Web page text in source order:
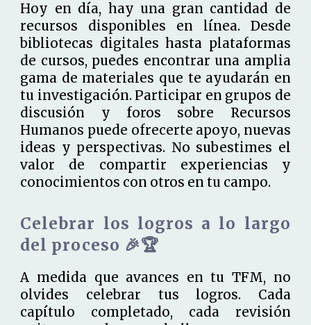
Hoy en día, hay una gran cantidad de
recursos disponibles en línea. Desde
bibliotecas digitales hasta plataformas
de cursos, puedes encontrar una amplia
gama de materiales que te ayudarán en
tu investigación. Participar en grupos de
discusión y foros sobre Recursos
Humanos puede ofrecerte apoyo, nuevas
ideas y perspectivas. No subestimes el
valor de compartir experiencias y
conocimientos con otros en tu campo.
Celebrar los logros a lo largo
del proceso 🎉🏆
A medida que avances en tu TFM, no
olvides celebrar tus logros. Cada
capítulo completado, cada revisión